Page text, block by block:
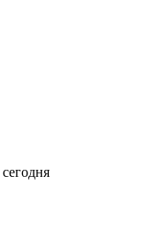
сегодня